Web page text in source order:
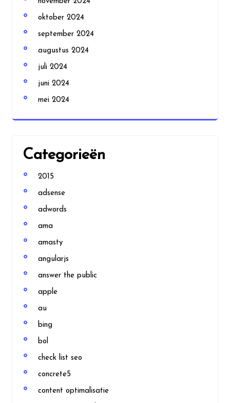
oktober 2024
september 2024
augustus 2024
juli 2024
juni 2024
mei 2024
Categorieën
2015
adsense
adwords
ama
amasty
angularjs
answer the public
apple
au
bing
bol
check list seo
concrete5
content optimalisatie